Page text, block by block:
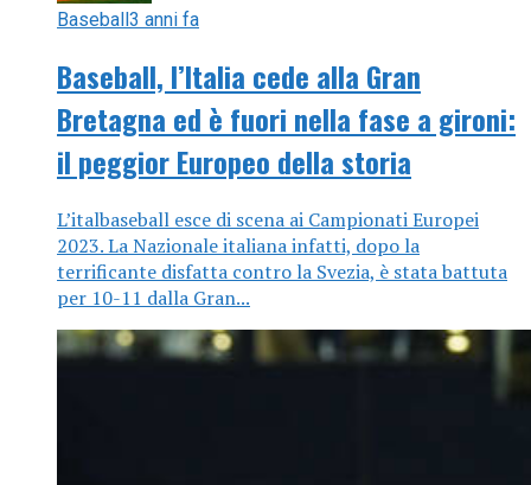
Baseball 3 anni fa
Baseball, l’Italia cede alla Gran
Bretagna ed è fuori nella fase a gironi:
il peggior Europeo della storia
L’italbaseball esce di scena ai Campionati Europei
2023. La Nazionale italiana infatti, dopo la
terrificante disfatta contro la Svezia, è stata battuta
per 10-11 dalla Gran...